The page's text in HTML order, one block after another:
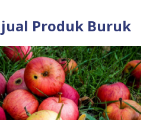
Produk Buruk